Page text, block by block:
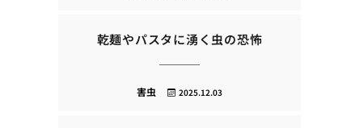
乾麺やパスタに湧く虫の恐怖
2025.12.03
害虫